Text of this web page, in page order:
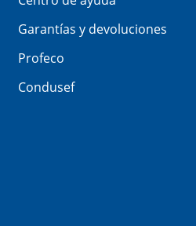
Garantías y devoluciones
Profeco
Condusef